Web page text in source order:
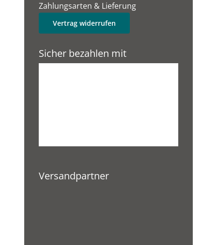
Zahlungsarten & Lieferung
Vertrag widerrufen
Sicher bezahlen mit
Versandpartner